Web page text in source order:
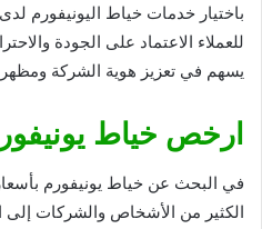
باختيار خدمات خياط اليونيفورم
للعملاء الاعتماد على الجودة
يسهم في تعزيز هوية الشركة ومظهر
ارخص خياط
في البحث عن خياط يونيفورم
الكثير من الأشخاص والشركات